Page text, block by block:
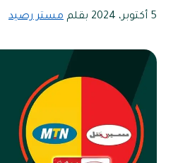
5 أكتوبر، 2024 بقلم مستر رصيد